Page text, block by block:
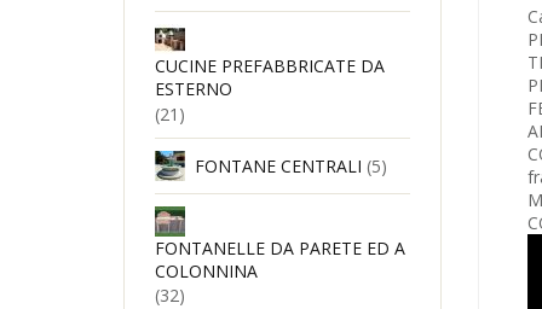
CUCINE PREFABBRICATE DA
ESTERNO
(21)
FONTANE CENTRALI (5)
FONTANELLE DA PARETE ED A
COLONNINA
(32)